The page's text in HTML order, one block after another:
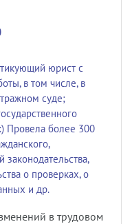
юрист с
в том числе, в
суде;
Провела более 300
о проверках, о
и др.
в трудовом